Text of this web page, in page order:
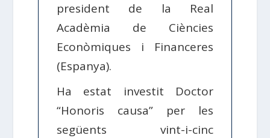
president de la Real
Acadèmia de Ciències
Econòmiques i Financeres
(Espanya).
Ha estat investit Doctor
“Honoris causa” per les
següents vint-i-cinc